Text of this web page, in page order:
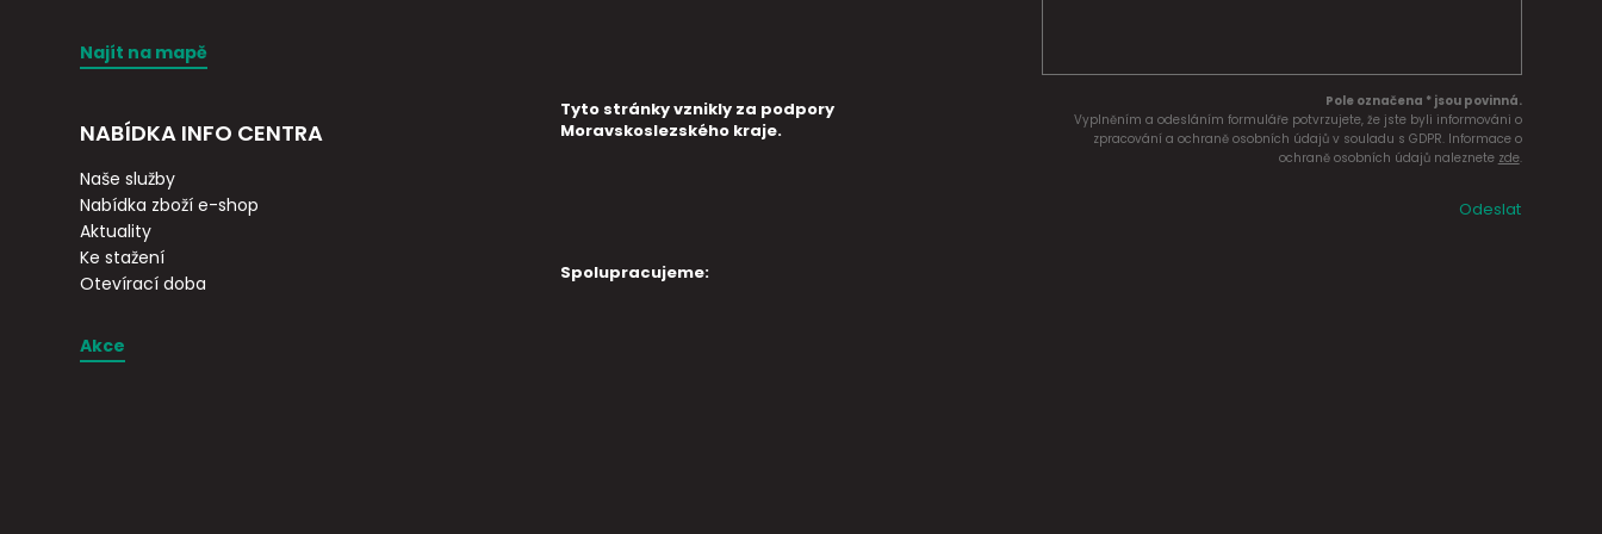
Najít na mapě
NABÍDKA INFO CENTRA
Naše služby
Nabídka zboží e-shop
Aktuality
Ke stažení
Otevírací doba
Akce
Tyto stránky vznikly za podpory
Moravskoslezského kraje.
Spolupracujeme:
Pole označena * jsou povinná.
Vyplněním a odesláním formuláře potvrzujete, že jste byli informováni o
zpracování a ochraně osobních údajů v souladu s GDPR. Informace o
ochraně osobních údajů naleznete zde.
Odeslat